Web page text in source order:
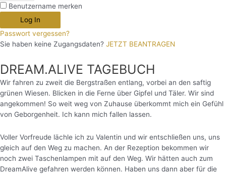
Benutzername merken
Log In
Passwort vergessen?
Sie haben keine Zugangsdaten? JETZT BEANTRAGEN
DREAM.ALIVE TAGEBUCH
Wir fahren zu zweit die Bergstraßen entlang, vorbei an den saftig
grünen Wiesen. Blicken in die Ferne über Gipfel und Täler. Wir sind
angekommen! So weit weg von Zuhause überkommt mich ein Gefühl
von Geborgenheit. Ich kann mich fallen lassen.
Voller Vorfreude lächle ich zu Valentin und wir entschließen uns, uns
gleich auf den Weg zu machen. An der Rezeption bekommen wir
noch zwei Taschenlampen mit auf den Weg. Wir hätten auch zum
DreamAlive gefahren werden können. Haben uns dann aber für die